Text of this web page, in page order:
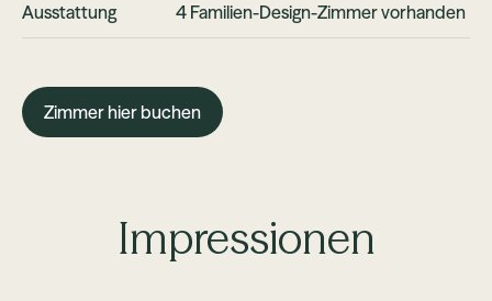
Ausstattung 4 Familien-Design-Zimmer vorhanden
Zimmer hier buchen
Impressionen